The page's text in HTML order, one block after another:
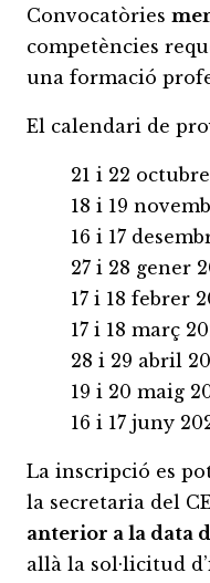
Convocatòries
competències
una formació
El calendari de
21 i 22
18 i 19
16 i 17
27 i 28 gener
17 i 18 febrer
17 i 18 març
28 i 29 abril
19 i 20 maig
16 i 17 juny
La inscripció es
la secretaria del
anterior a la data
allà la sol·licitud